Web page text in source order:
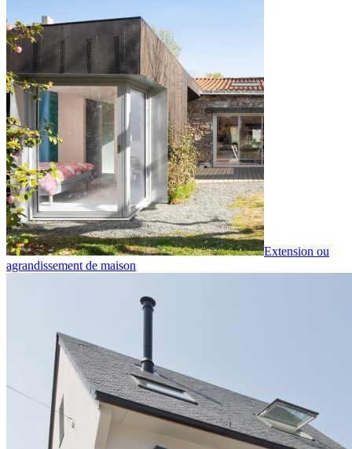
Extension ou
agrandissement de maison